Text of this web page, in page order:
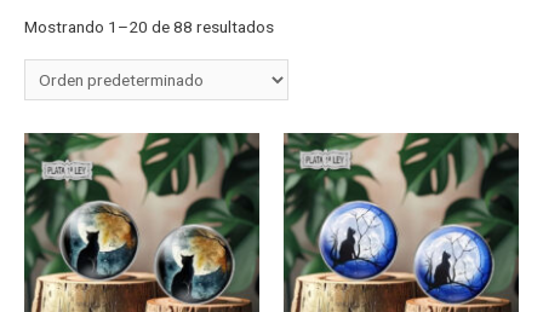
Mostrando 1–20 de 88 resultados